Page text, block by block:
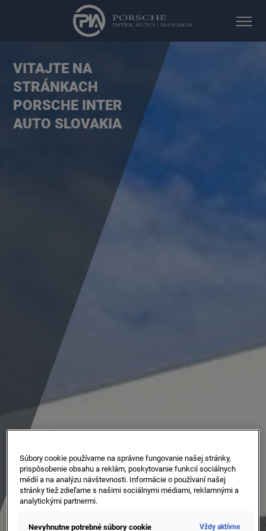
VITAJTE NA
STRÁNKACH
PORSCHE INTER
AUTO SLOVAKIA
Súbory cookie používame na správne fungovanie našej stránky,
prispôsobenie obsahu a reklám, poskytovanie funkcií sociálnych
médií a na analýzu návštevnosti. Informácie o používaní našej
stránky tiež zdieľame s našimi sociálnymi médiami, reklamnými a
analytickými partnermi.
Nevyhnutne potrebné súbory cookie Vždy aktívne